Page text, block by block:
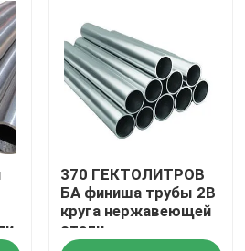
сталью
стали безшовная
труба стали
стали
370 ГЕКТОЛИТРОВ
БА финиша трубы 2B
круга нержавеющей
стали
поверхностных